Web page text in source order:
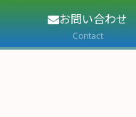
お問い合わせ
Contact